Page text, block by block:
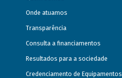
Onde atuamos
Transparência
Consulta a financiamentos
Resultados para a sociedade
Credenciamento de Equipamentos